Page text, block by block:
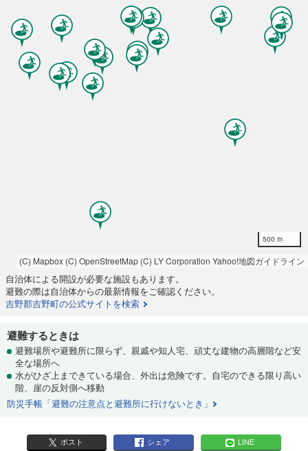
500 m
(C) Mapbox (C) OpenStreetMap (C) LY Corporation Yahoo!地図ガイドライン
自治体による開設が必要な施設もあります。
避難の際は自治体からの最新情報をご確認ください。
吉野郡吉野町の公式サイトを検索
避難するときは
避難場所や避難所に限らず、親戚や知人宅、頑丈な建物の高層階など安
全な場所へ
水がひざ上まできている場合、外出は危険です。自宅のできる限り高い
階、崖の反対側へ移動
防災手帳「避難の注意点と避難所に行けないとき」
ポスト シェア LINE